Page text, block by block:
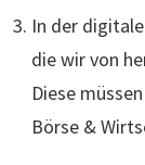
In der
die wir von
Diese
Börse &